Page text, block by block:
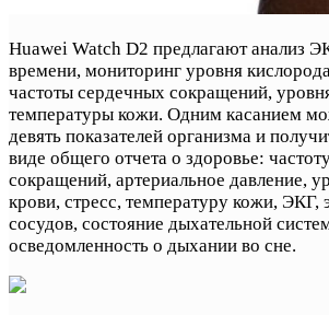
Huawei Watch D2 предлагают анализ
времени, мониторинг уровня
частоты сердечных сокращений,
температуры кожи. Одним касанием
девять показателей организма и
виде общего отчета о здоровье:
сокращений, артериальное давление,
крови, стресс, температуру кожи, ЭКГ,
сосудов, состояние дыхательной
осведомленность о дыхании во сне.